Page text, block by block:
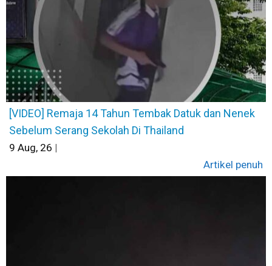
[VIDEO] Remaja 14 Tahun Tembak Datuk dan Nenek
Sebelum Serang Sekolah Di Thailand
9 Aug, 26 |
Artikel penuh